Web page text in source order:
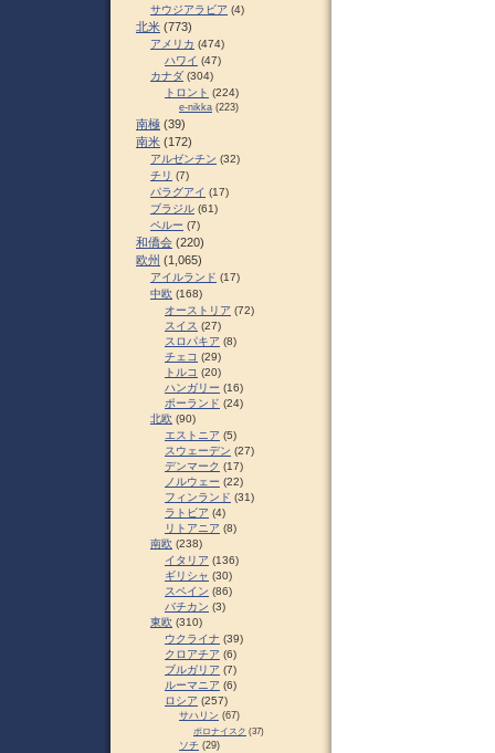
サウジアラビア (4)
北米 (773)
アメリカ (474)
ハワイ (47)
カナダ (304)
トロント (224)
e-nikka (223)
南極 (39)
南米 (172)
アルゼンチン (32)
チリ (7)
パラグアイ (17)
ブラジル (61)
ペルー (7)
和僑会 (220)
欧州 (1,065)
アイルランド (17)
中欧 (168)
オーストリア (72)
スイス (27)
スロパキア (8)
チェコ (29)
トルコ (20)
ハンガリー (16)
ポーランド (24)
北欧 (90)
エストニア (5)
スウェーデン (27)
デンマーク (17)
ノルウェー (22)
フィンランド (31)
ラトビア (4)
リトアニア (8)
南欧 (238)
イタリア (136)
ギリシャ (30)
スペイン (86)
バチカン (3)
東欧 (310)
ウクライナ (39)
クロアチア (6)
ブルガリア (7)
ルーマニア (6)
ロシア (257)
サハリン (67)
ポロナイスク (37)
ソチ (29)